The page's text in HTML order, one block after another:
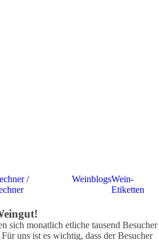
/
WeinblogsWein-
Etiketten
sich monatlich etliche tausend Besucher
uns ist es wichtig, dass der Besucher